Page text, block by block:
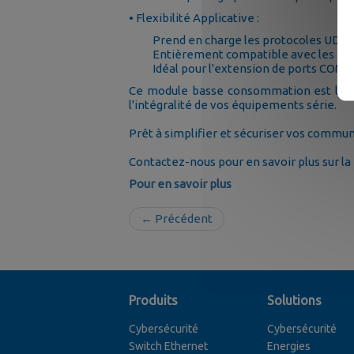
• Flexibilité Applicative :
Prend en charge les protocoles
Entièrement compatible avec les
Idéal pour l'extension de ports COM
Ce module basse consommation est la
l'intégralité de vos équipements série.
Prêt à simplifier et sécuriser vos
Contactez-nous pour en savoir plus sur
Pour en savoir plus
← Précédent
Produits
Cybersécurité
Switch Ethernet
Solutions
Cybersécurité
Energies